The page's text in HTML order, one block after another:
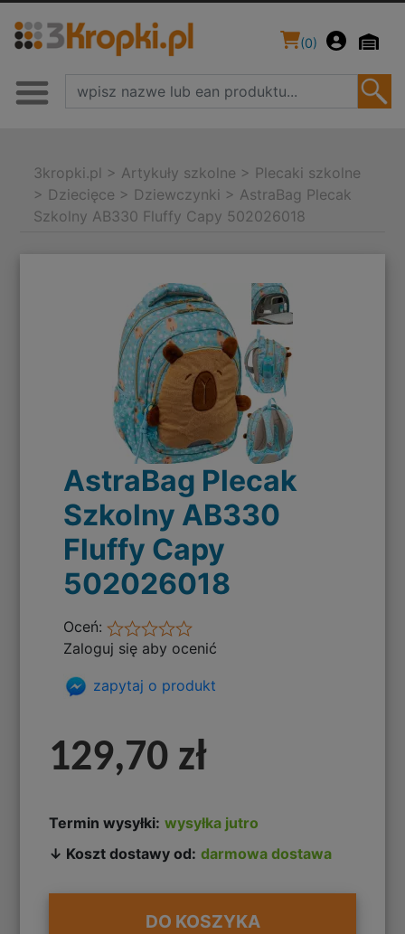
(0)
3kropki.pl > Artykuły szkolne > Plecaki szkolne
> Dziecięce > Dziewczynki > AstraBag Plecak
Szkolny AB330 Fluffy Capy 502026018
AstraBag Plecak
Szkolny AB330
Fluffy Capy
502026018
Oceń:
Zaloguj się aby ocenić
zapytaj o produkt
129,70 zł
Termin wysyłki: wysyłka jutro
↓ Koszt dostawy od: darmowa dostawa
DO KOSZYKA